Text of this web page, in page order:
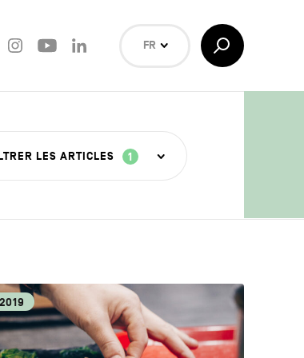
FacebookInstagramYoutube
FR
EN
Afficher/Masquer
la
Recherche
LES ARTICLES 1